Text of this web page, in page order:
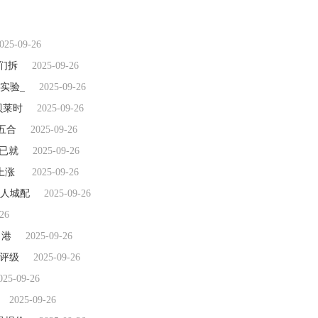
09-26
拆
2025-09-26
验_
2025-09-26
莱时
2025-09-26
合
2025-09-26
就
2025-09-26
涨
2025-09-26
城配
2025-09-26
港
2025-09-26
级
2025-09-26
09-26
2025-09-26